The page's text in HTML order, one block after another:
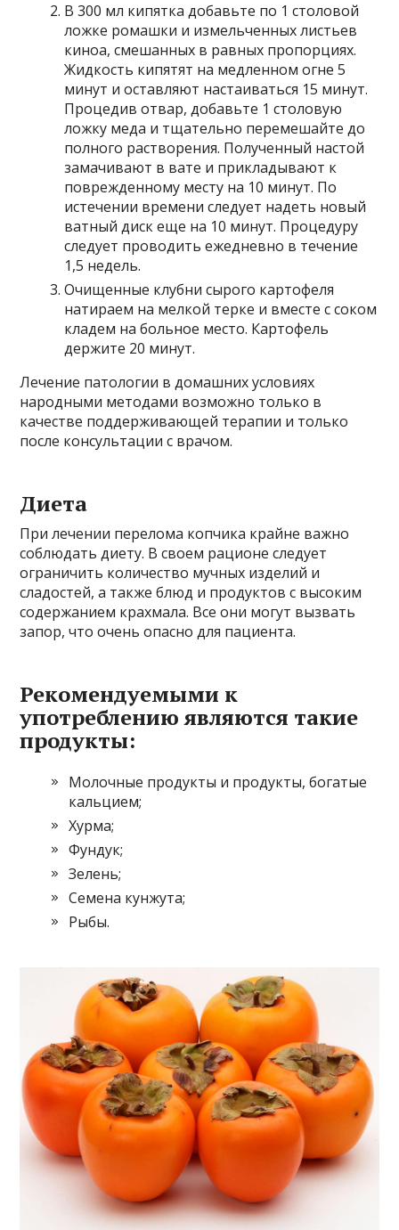
В 300 мл кипятка добавьте по 1 столовой
ложке ромашки и измельченных листьев
киноа, смешанных в равных пропорциях.
Жидкость кипятят на медленном огне 5
минут и оставляют настаиваться 15 минут.
Процедив отвар, добавьте 1 столовую
ложку меда и тщательно перемешайте до
полного растворения. Полученный настой
замачивают в вате и прикладывают к
поврежденному месту на 10 минут. По
истечении времени следует надеть новый
ватный диск еще на 10 минут. Процедуру
следует проводить ежедневно в течение
1,5 недель.
Очищенные клубни сырого картофеля
натираем на мелкой терке и вместе с соком
кладем на больное место. Картофель
держите 20 минут.
Лечение патологии в домашних условиях
народными методами возможно только в
качестве поддерживающей терапии и только
после консультации с врачом.
Диета
При лечении перелома копчика крайне важно
соблюдать диету. В своем рационе следует
ограничить количество мучных изделий и
сладостей, а также блюд и продуктов с высоким
содержанием крахмала. Все они могут вызвать
запор, что очень опасно для пациента.
Рекомендуемыми к
употреблению являются такие
продукты:
Молочные продукты и продукты, богатые
кальцием;
Хурма;
Фундук;
Зелень;
Семена кунжута;
Рыбы.